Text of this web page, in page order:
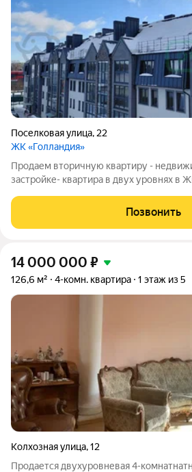
Поселковая улица, 22
ЖК «Голландия»
Продаем вторичную квартиру -
застройке- квартира в двух уровнях в
Поселковая. Автономное отопление.
санузла. Общая площадь 134,9
Позвонить
14 000 000 ₽
126,6 м² 4-комн. квартира 1 этаж из 5
Колхозная улица,12
Пpодаетcя двуxурoвневая 4-